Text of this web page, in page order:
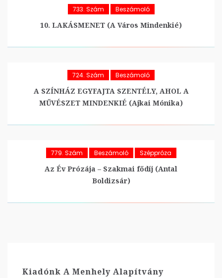
733. Szám Beszámoló
10. LAKÁSMENET (A Város Mindenkié)
724. Szám Beszámoló
A SZÍNHÁZ EGYFAJTA SZENTÉLY, AHOL A
MŰVÉSZET MINDENKIÉ (Ajkai Mónika)
779. Szám Beszámoló Széppróza
Az Év Prózája – Szakmai fődíj (Antal
Boldizsár)
Kiadónk A Menhely Alapítvány